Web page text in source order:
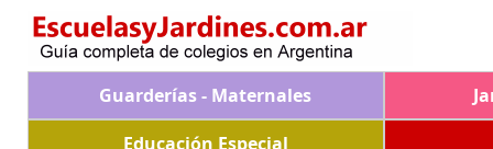
Guarderías - Maternales
Educación Especial